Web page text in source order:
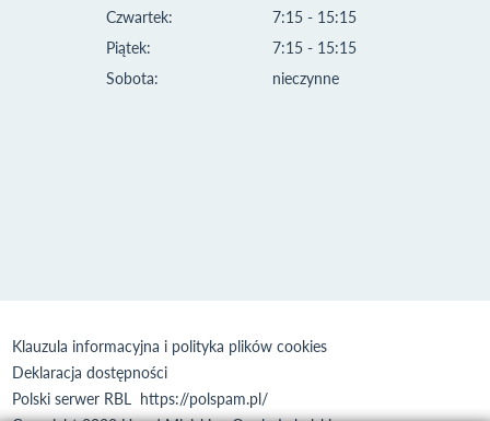
Czwartek:
Piątek:
Sobota:
7:15 - 15:15
7:15 - 15:15
nieczynne
Klauzula informacyjna i polityka plików cookies
Deklaracja dostępności
Polski serwer RBL https://polspam.pl/